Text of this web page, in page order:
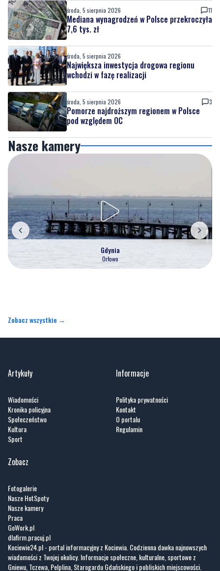
środa, 5 sierpnia 2026 11
Mediana wynagrodzeń w Polsce przekroczyła
7,6 tys. zł
środa, 5 sierpnia 2026
Największa inwestycja drogowa regionu
wchodzi w fazę realizacji
środa, 5 sierpnia 2026 3
Pomorze najdroższym regionem w Polsce
pod względem OC
Nasze kamery
Gdynia
Orłowo
Zobacz wszystkie →
Artykuły
Wiadomości
Kronika policyjna
Społeczeństwo
Kultura
Sport
Informacje
Polityka prywatności
Kontakt
O portalu
Regulamin
Zobacz
Fotogalerie
Nasze HotSpoty
Nasze kamery
Praca
GoWork.pl
dlafirm.pracuj.pl
Kociewie24.pl - portal informacyjny z Kociewia. Codzienna dawka najnowszych
wiadomości z Twojej okolicy. Informacje społeczne, kulturalne, sportowe z
Gniewu, Tczewa, Pelplina, Starogardu Gdańskiego i pobliskich miejscowości.